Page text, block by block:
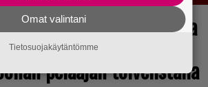
Evil -uusioversiosta
menestys – jo yli
pelaajan toivelistalla
Omat valintani
Tietosuojakäytäntömme